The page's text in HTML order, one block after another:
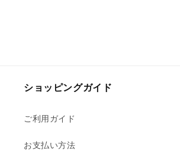
ショッピングガイド
ご利用ガイド
お支払い方法